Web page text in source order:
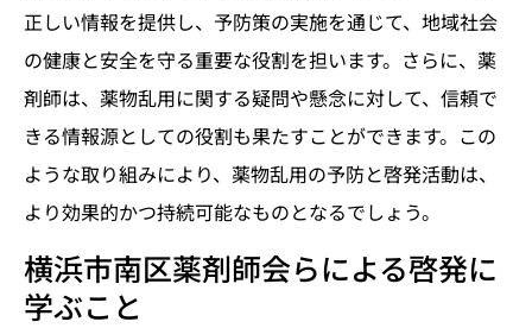
正しい情報を提供し、予防策の実施を通じて、地域社会
の健康と安全を守る重要な役割を担います。さらに、薬
剤師は、薬物乱用に関する疑問や懸念に対して、信頼で
きる情報源としての役割も果たすことができます。この
ような取り組みにより、薬物乱用の予防と啓発活動は、
より効果的かつ持続可能なものとなるでしょう。
横浜市南区薬剤師会らによる啓発に
学ぶこと